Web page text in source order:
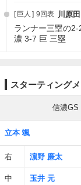
巨人 9回表 川原
ランナー三塁の
濃 3-7 巨 三塁
スターティング
信濃GS
立本 颯
右 濵野 廉太
中 玉井 元